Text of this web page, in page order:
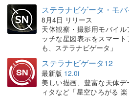
ステラナビゲータ・モ
8月4日 リリース
天体観察・撮影用モバイ
ッチな星図表示をスマー
も、ステラナビゲータ」
ステラナビゲータ12
最新版 12.0i
美しい描画、豊富な天体
ィタなど「星空ひろがる